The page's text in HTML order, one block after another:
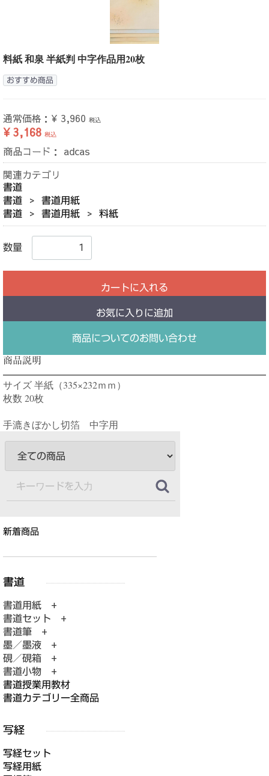
料紙 和泉 半紙判 中字作品用20枚
おすすめ商品
通常価格： ¥ 3,960 税込
¥ 3,168 税込
商品コード： adcas
関連カテゴリ
書道
書道
書道用紙
書道
書道用紙 料紙
数量
カートに入れる
お気に入りに追加
商品についてのお問い合わせ
商品説明
サイズ 半紙（335×232ｍｍ）
枚数 20枚
手漉きぼかし切箔 中字用
新着商品
書道用紙 +
書道セット +
書道筆 +
墨／墨液 +
硯／硯箱 +
書道小物 +
書道授業用教材
書道カテゴリー全商品
写経セット
写経用紙